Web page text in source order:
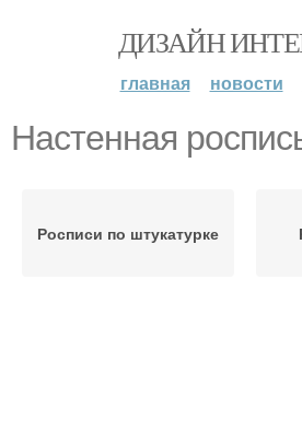
ДИЗАЙН
главная новости
Настенная
Росписи по штукатурке